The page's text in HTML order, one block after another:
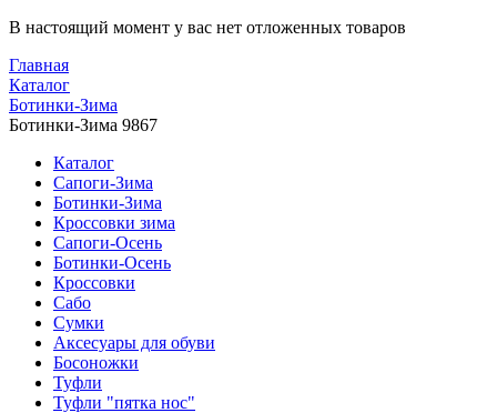
В настоящий момент у вас нет отложенных товаров
Главная
Каталог
Ботинки-Зима
Ботинки-Зима 9867
Каталог
Сапоги-Зима
Ботинки-Зима
Кроссовки зима
Сапоги-Осень
Ботинки-Осень
Кроссовки
Сабо
Сумки
Аксесуары для обуви
Босоножки
Туфли
Туфли "пятка нос"